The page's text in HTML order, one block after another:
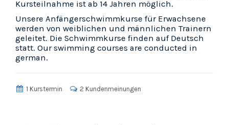
Kursteilnahme ist ab 14 Jahren möglich.
Unsere Anfängerschwimmkurse für Erwachsene
werden von weiblichen und männlichen Trainern
geleitet. Die Schwimmkurse finden auf Deutsch
statt. Our swimming courses are conducted in
german.
1 Kurstermin 2 Kundenmeinungen